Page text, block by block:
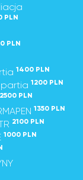
PLN
PLN
1400 PLN
1200 PLN
2500 PLN
1350 PLN
2100 PLN
1000 PLN